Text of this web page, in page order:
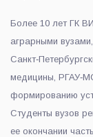
Более 10 лет ГК
аграрными
медицины,
формированию
Студенты вузов
ее окончании